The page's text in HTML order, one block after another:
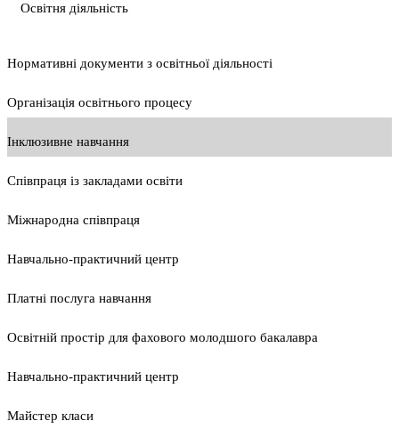
Освітня діяльність
Нормативні документи з освітньої діяльності
Організація освітнього процесу
Інклюзивне навчання
Співпраця із закладами освіти
Міжнародна співпраця
Навчально-практичний центр
Платні послуга навчання
Освітній простір для фахового молодшого бакалавра
Навчально-практичний центр
Майстер класи